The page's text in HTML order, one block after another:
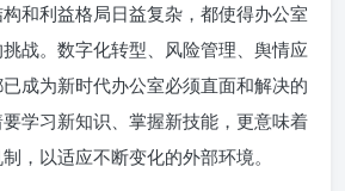
和利益格局日益复杂，都使得办公室
战。数字化转型、风险管理、舆情应
成为新时代办公室必须直面和解决的
学习新知识、掌握新技能，更意味着
，以适应不断变化的外部环境。